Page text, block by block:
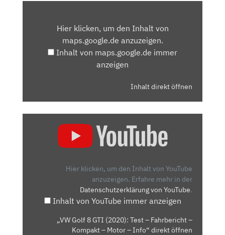
MAPS.GOOGLE.DEHier klicken, um den Inhalt von
maps.google.de anzuzeigen.
Inhalt von maps.google.de immer
anzeigen
Inhalt direkt öffnen
FAHRBERICHT
Hier klicken, um den Inhalt von YouTube
anzuzeigen. Erfahre mehr in der
Datenschutzerklärung von YouTube.
Inhalt von YouTube immer anzeigen
„VW Golf 8 GTI (2020): Test – Fahrbericht –
Kompakt – Motor – Info“ direkt öffnen